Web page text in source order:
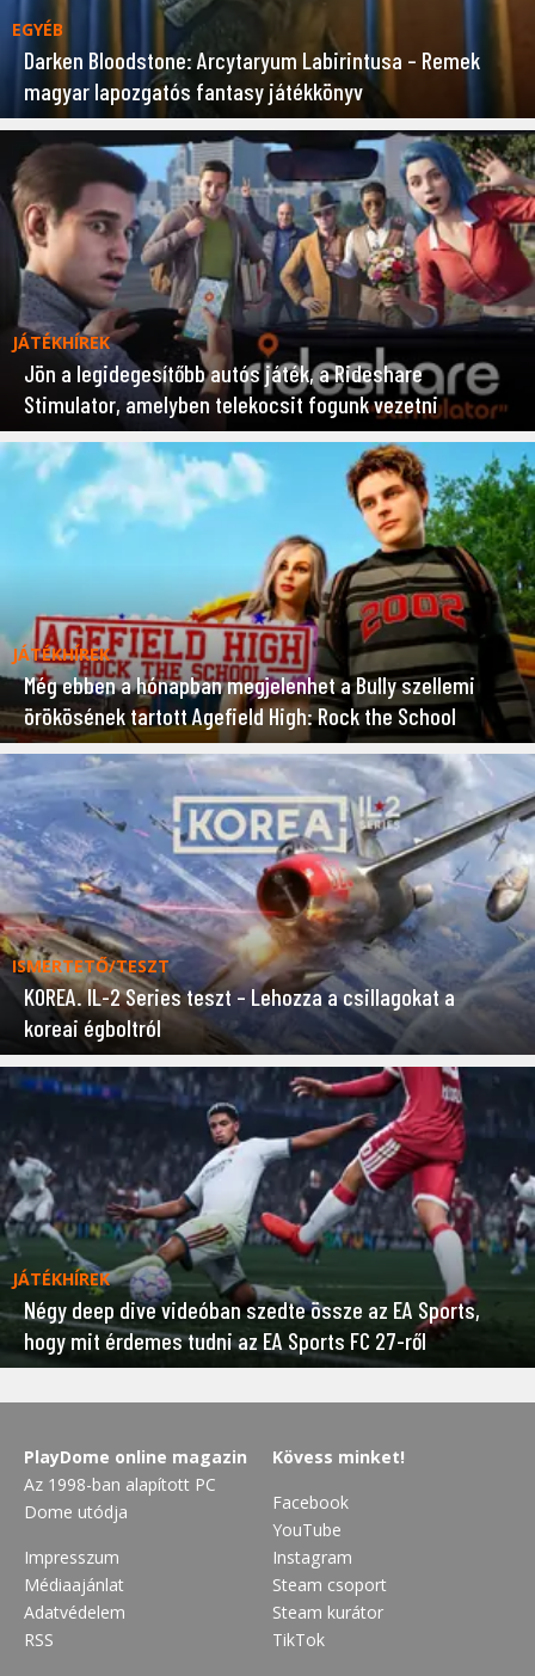
EGYÉB
Darken Bloodstone: Arcytaryum Labirintusa – Remek
magyar lapozgatós fantasy játékkönyv
JÁTÉKHÍREK
Jön a legidegesítőbb autós játék, a Rideshare
Stimulator, amelyben telekocsit fogunk vezetni
JÁTÉKHÍREK
Még ebben a hónapban megjelenhet a Bully szellemi
örökösének tartott Agefield High: Rock the School
ISMERTETŐ/TESZT
KOREA. IL-2 Series teszt – Lehozza a csillagokat a
koreai égboltról
JÁTÉKHÍREK
Négy deep dive videóban szedte össze az EA Sports,
hogy mit érdemes tudni az EA Sports FC 27-ről
PlayDome online magazin
Az 1998-ban alapított PC
Dome utódja
Impresszum
Médiaajánlat
Adatvédelem
RSS
Kövess minket!
Facebook
YouTube
Instagram
Steam csoport
Steam kurátor
TikTok